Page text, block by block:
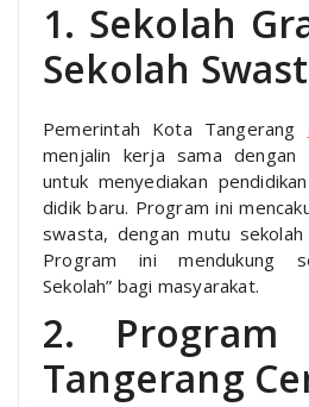
1. Sekolah
Sekolah
Pemerintah Kota Tangerang
menjalin kerja sama
untuk menyediakan
didik baru. Program ini
swasta, dengan mutu
Program ini mendukung
Sekolah” bagi masyarakat.
2. Program
Tangerang